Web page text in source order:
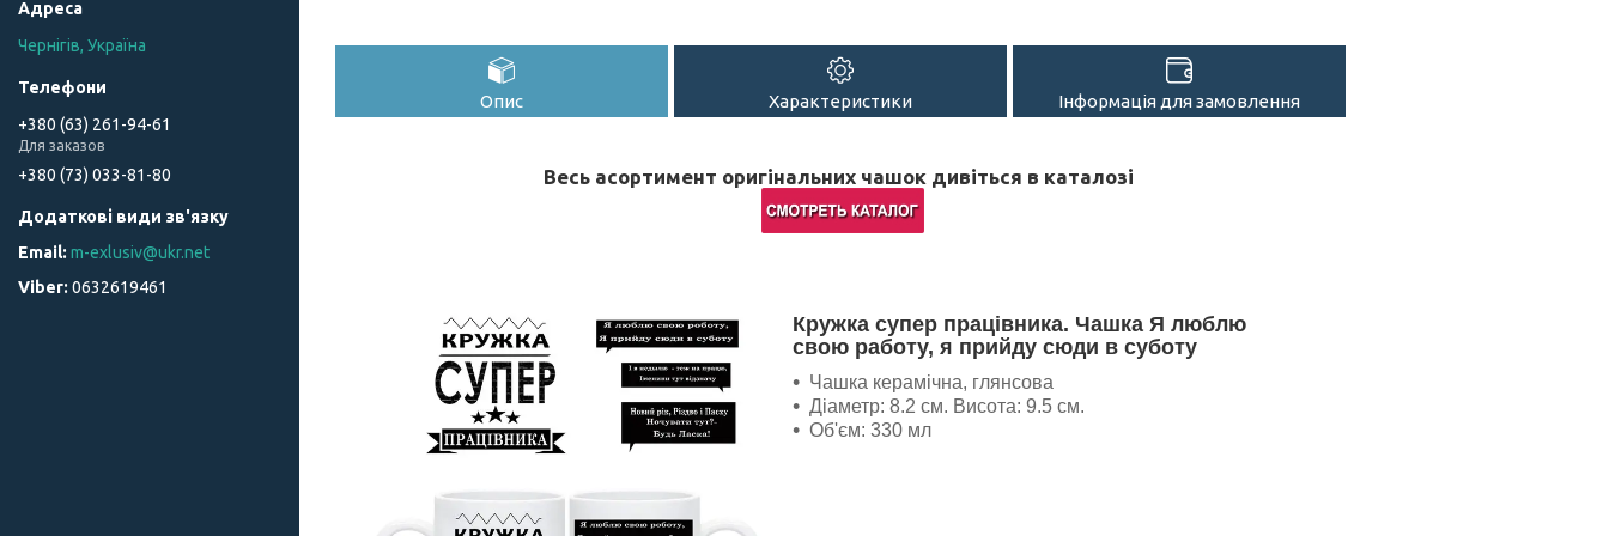
Опис Характеристики Інформація для замовлення
Весь асортимент оригінальних чашок дивіться в каталозі
Кружка супер працівника. Чашка Я люблю
свою работу, я прийду сюди в суботу
Чашка керамічна, глянсова
Діаметр: 8.2 см. Висота: 9.5 см.
Об'єм: 330 мл
Чернігів, Україна
+380 (63) 261-94-61
Для заказов
+380 (73) 033-81-80
m-exlusiv@ukr.net
0632619461